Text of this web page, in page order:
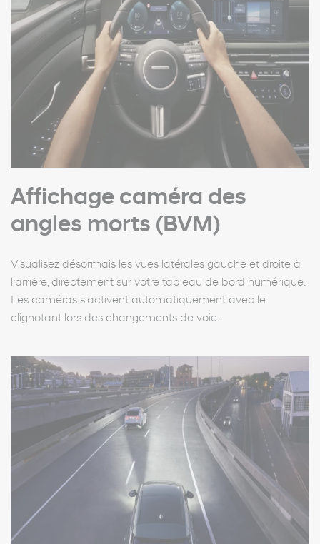
Affichage caméra des
angles morts (BVM)
Visualisez désormais les vues latérales gauche et droite à
l‘arrière, directement sur votre tableau de bord numérique.
Les caméras s‘activent automatiquement avec le
clignotant lors des changements de voie.